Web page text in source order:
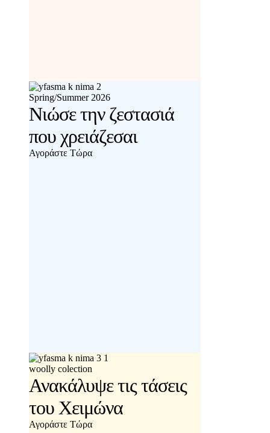
Spring/Summer 2026
Νιώσε την ζεστασιά
που χρειάζεσαι
Αγοράστε Τώρα
woolly colection
Ανακάλυψε τις τάσεις
του Χειμώνα
Αγοράστε Τώρα